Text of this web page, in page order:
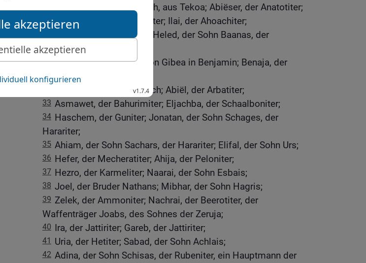
Ira, der Sohn des Ikkesch, aus Tekoa; Abiëser, der Anatotiter;
29 Sibbechai, der Huschatiter; Ilai, der Ahoachiter;
Mahrai, der Netofatiter; Heled, der Sohn Baanas, der
Netofatiter;
31 Ittai, der Sohn Ribais, von Gibea in Benjamin; Benaja, der
Piratoniter;
Hurai, von Nahale-Gaasch; Abiël, der Arbatiter;
33 Asmawet, der Bahurimiter; Eljachba, der Schaalboniter;
34 Haschem, der Guniter; Jonatan, der Sohn Schages, der
Harariter;
35 Ahiam, der Sohn Sachars, der Harariter; Elifal, der Sohn Urs;
36 Hefer, der Mecheratiter; Ahija, der Peloniter;
37 Hezro, der Karmeliter; Naarai, der Sohn Esbais;
38 Joel, der Bruder Nathans; Mibhar, der Sohn Hagris;
39 Zelek, der Ammoniter; Nachrai, der Beerotiter, der
Waffenträger Joabs, des Sohnes der Zeruja;
40 Ira, der Jattiriter; Gareb, der Jattiriter;
41 Uria, der Hetiter; Sabad, der Sohn Achlais;
42 Adina, der Sohn Schisas, der Rubeniter, ein Hauptmann der